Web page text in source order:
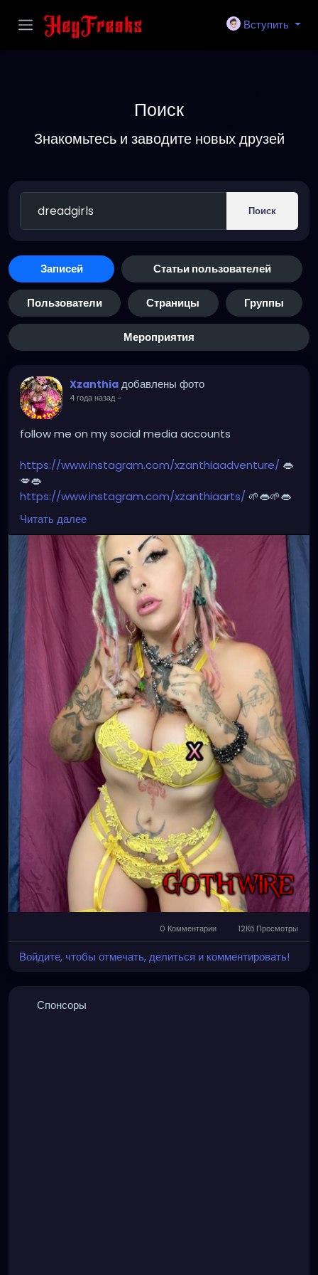
Вступить
Поиск
Знакомьтесь и заводите новых друзей
Поиск
Записей Статьи пользователей
Пользователи Страницы Группы
Мероприятия
Xzanthia добавлены фото
4 года назад-
follow me on my social media accounts
https://www.instagram.com/xzanthiaadventure/ 👄
💋👄
https://www.instagram.com/xzanthiaarts/ 🌱👄🌱👄
https://twitter.com/XZanthiaDOTcom
https://www.facebook.com/XZanthia-Adventure
👄🦋💋
https://www.tiktok.com/@xzanthia.octoshroom 🌱👄
💋👄
🦋💋👄 🎼 🎵 XZANTHIA MUSIC: 🦋💋👄 🎼 🎵
https://www.youtube.com/c/XZanthiaMusic
http://patreon.com/XZanthia⭐️🌹
#dreads #dreadlocks#dreadstyles #dreadhead
#dreadstylesforwomen#dreadlockstyles
#dreadz
#dreadlock#dreaded#dreadication
#welovedreadlocks#dreadstyle #dreadies
#dreadbun#dreadmaker#dreadstagram
#dreadslove #dreadtribe #dreadjourney#dready
#dreadheads #dreadshare#dreadworld
#dreadlife
#dreadsrule#dreadslife
#dreadlockstyle #dreadlocs
#dreadlockjourney
#dreadgirls 🌸💕😁💜☺️⭐️
Читать далее
0 Комментарии 12Кб Просмотры
Войдите, чтобы отмечать, делиться и комментировать!
Спонсоры